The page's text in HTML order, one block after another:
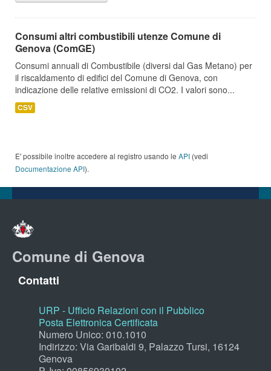
Consumi altri combustibili utenze Comune di
Genova (ComGE)
Consumi annuali di Combustibile (diversi dal Gas Metano) per
il riscaldamento di edifici del Comune di Genova, con
indicazione delle relative emissioni di CO2. I valori sono...
CSV
E' possibile inoltre accedere al registro usando le API (vedi
Documentazione API).
Comune di Genova
Contatti
URP - Ufficio Relazioni con il Pubblico
Posta Elettronica Certificata
Numero Unico: 010.1010
Indirizzo: Via Garibaldi 9, Palazzo Tursi, 16124
Genova